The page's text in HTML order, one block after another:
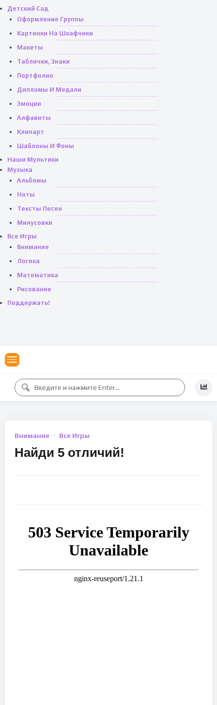
Детский Сад
Оформление Группы
Картинки На Шкафчики
Макеты
Таблички, Знаки
Портфолио
Дипломы И Медали
Эмоции
Алфавиты
Клипарт
Шаблоны И Фоны
Наши Мультики
Музыка
Альбомы
Ноты
Тексты Песен
Минусовки
Все Игры
Внимание
Логика
Математика
Рисование
Поддержать!
Внимание Все Игры
Найди 5 отличий!